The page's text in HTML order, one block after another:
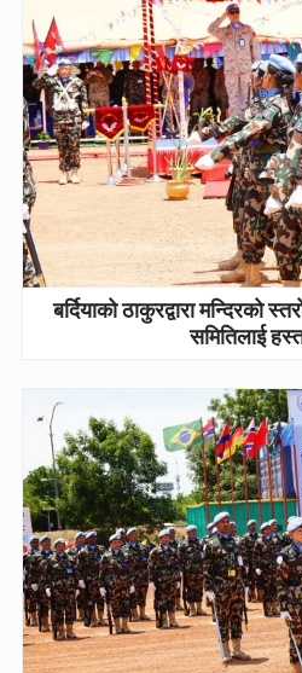
बर्दियाको ठाकुरद्वारा मन्दिरको
समितिलाई